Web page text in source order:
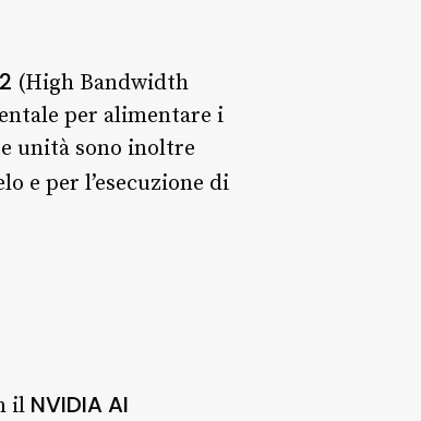
(High Bandwidth
per alimentare i
unità sono inoltre
e per l’esecuzione di
il NVIDIA AI